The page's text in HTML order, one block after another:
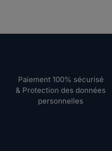
Paiement 100% sécurisé
& Protection des données
personnelles